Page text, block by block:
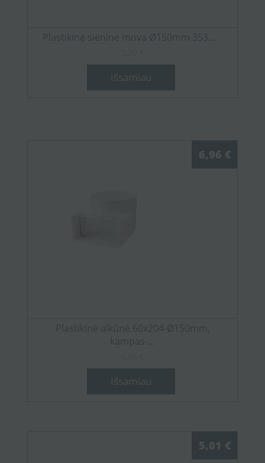
Plastikinė sieninė mova Ø150mm 353...
Išsamiau
6,96 €
Plastikinė alkūnė 60x204-Ø150mm,
kampas-...
Išsamiau
5,01 €